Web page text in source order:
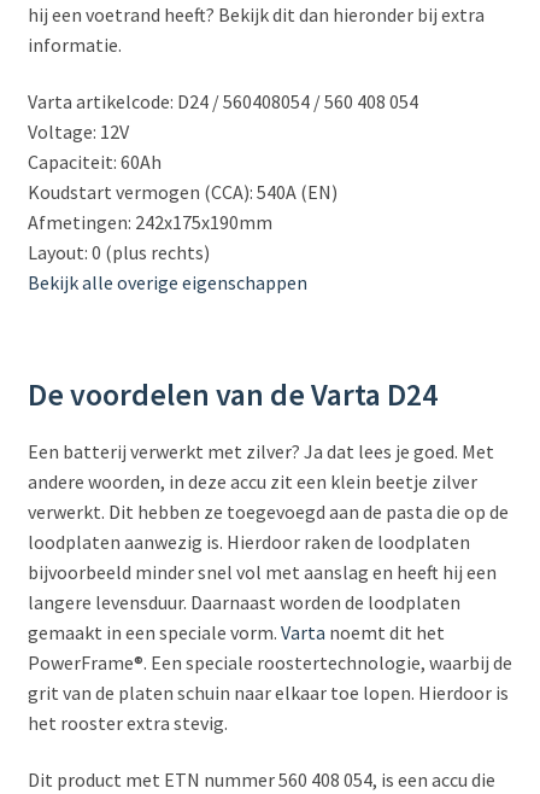
hij een voetrand heeft? Bekijk dit dan hieronder bij extra
informatie.
Varta artikelcode: D24 / 560408054 / 560 408 054
Voltage: 12V
Capaciteit: 60Ah
Koudstart vermogen (CCA): 540A (EN)
Afmetingen: 242x175x190mm
Layout: 0 (plus rechts)
Bekijk alle overige eigenschappen
De voordelen van de Varta D24
Een batterij verwerkt met zilver? Ja dat lees je goed. Met
andere woorden, in deze accu zit een klein beetje zilver
verwerkt. Dit hebben ze toegevoegd aan de pasta die op de
loodplaten aanwezig is. Hierdoor raken de loodplaten
bijvoorbeeld minder snel vol met aanslag en heeft hij een
langere levensduur. Daarnaast worden de loodplaten
gemaakt in een speciale vorm. Varta noemt dit het
PowerFrame®. Een speciale roostertechnologie, waarbij de
grit van de platen schuin naar elkaar toe lopen. Hierdoor is
het rooster extra stevig.
Dit product met ETN nummer 560 408 054, is een accu die